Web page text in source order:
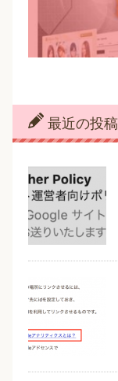
最近の投稿